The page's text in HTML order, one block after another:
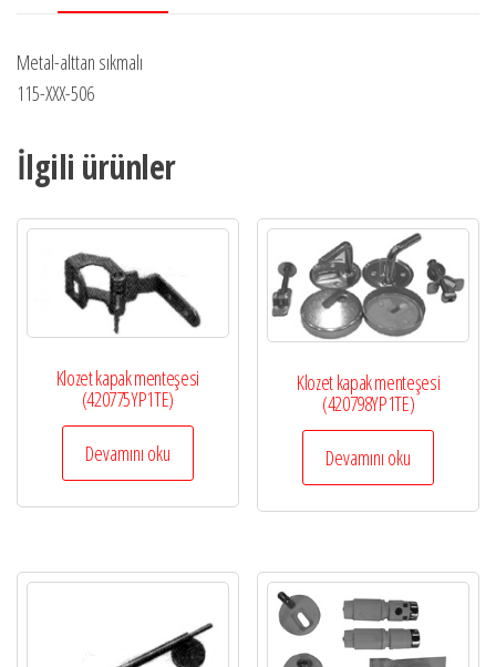
Metal-alttan sıkmalı
115-XXX-506
İlgili ürünler
Klozet kapak menteşesi
(420775YP1TE)
Devamını oku
Klozet kapak menteşesi
(420798YP1TE)
Devamını oku